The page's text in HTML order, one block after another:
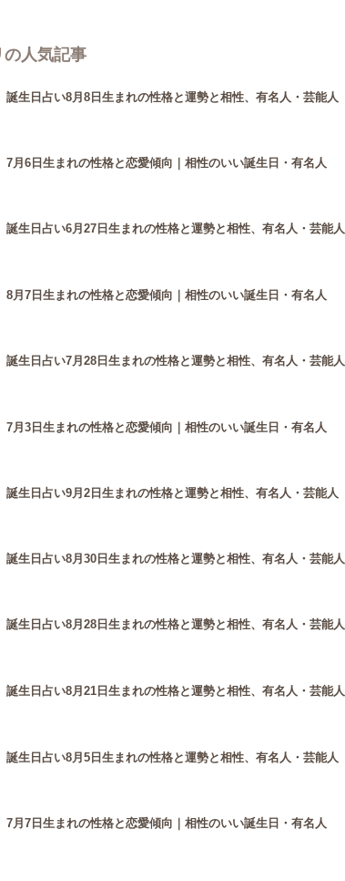
の人気記事
誕生日占い8月8日生まれの性格と運勢と相性、有名人・芸能人
7月6日生まれの性格と恋愛傾向｜相性のいい誕生日・有名人
誕生日占い6月27日生まれの性格と運勢と相性、有名人・芸能人
8月7日生まれの性格と恋愛傾向｜相性のいい誕生日・有名人
誕生日占い7月28日生まれの性格と運勢と相性、有名人・芸能人
7月3日生まれの性格と恋愛傾向｜相性のいい誕生日・有名人
誕生日占い9月2日生まれの性格と運勢と相性、有名人・芸能人
誕生日占い8月30日生まれの性格と運勢と相性、有名人・芸能人
誕生日占い8月28日生まれの性格と運勢と相性、有名人・芸能人
誕生日占い8月21日生まれの性格と運勢と相性、有名人・芸能人
誕生日占い8月5日生まれの性格と運勢と相性、有名人・芸能人
7月7日生まれの性格と恋愛傾向｜相性のいい誕生日・有名人